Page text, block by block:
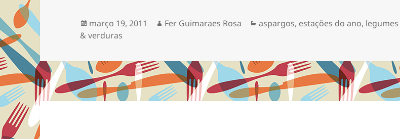
Publicado
em
março 19, 2011 Autor
Fer Guimaraes Rosa Categorias
aspargos, estações do ano, legumes
& verduras